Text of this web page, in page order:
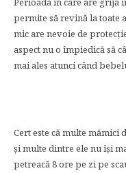
permite să revină la toate
mic are nevoie de
aspect nu o împiedică să
mai ales atunci când
Cert este că multe mămici
și multe dintre ele nu își
petreacă 8 ore pe zi pe